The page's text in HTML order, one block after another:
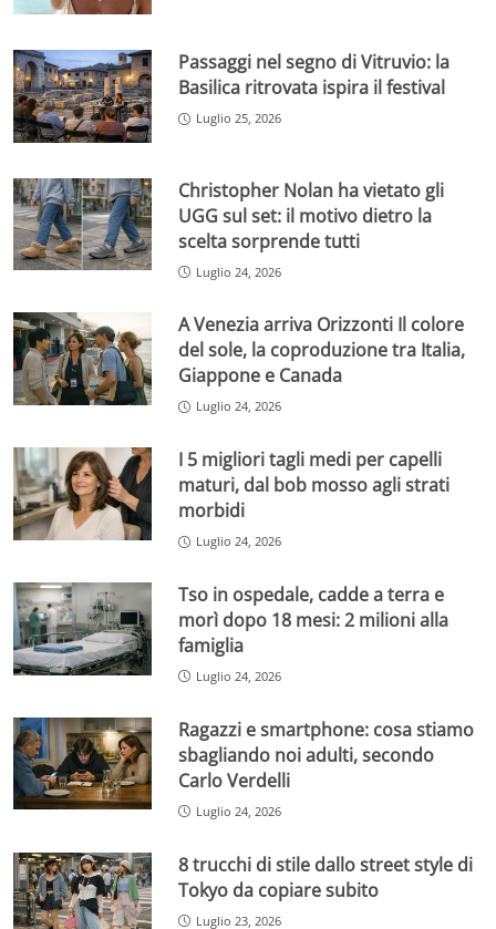
Passaggi nel segno di Vitruvio: la
Basilica ritrovata ispira il festival
Luglio 25, 2026
Christopher Nolan ha vietato gli
UGG sul set: il motivo dietro la
scelta sorprende tutti
Luglio 24, 2026
A Venezia arriva Orizzonti Il colore
del sole, la coproduzione tra Italia,
Giappone e Canada
Luglio 24, 2026
I 5 migliori tagli medi per capelli
maturi, dal bob mosso agli strati
morbidi
Luglio 24, 2026
Tso in ospedale, cadde a terra e
morì dopo 18 mesi: 2 milioni alla
famiglia
Luglio 24, 2026
Ragazzi e smartphone: cosa stiamo
sbagliando noi adulti, secondo
Carlo Verdelli
Luglio 24, 2026
8 trucchi di stile dallo street style di
Tokyo da copiare subito
Luglio 23, 2026